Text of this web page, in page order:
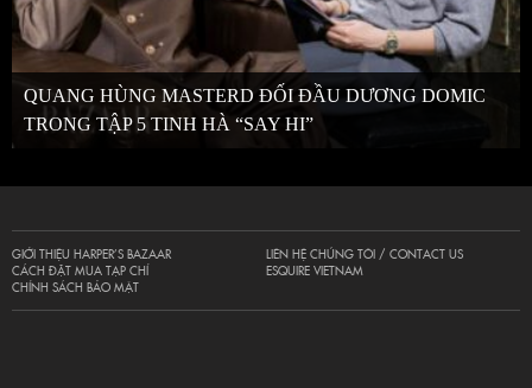
QUANG HÙNG MASTERD ĐỐI ĐẦU DƯƠNG DOMIC
TRONG TẬP 5 TINH HÀ “SAY HI”
GIỚI THIỆU HARPER’S BAZAAR
CÁCH ĐẶT MUA TẠP CHÍ
CHÍNH SÁCH BẢO MẬT
LIÊN HỆ CHÚNG TÔI / CONTACT US
ESQUIRE VIETNAM